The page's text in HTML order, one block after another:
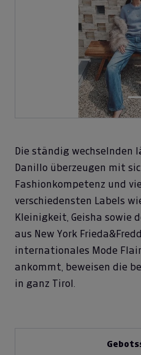
Die ständig wechselnden
Danillo überzeugen mit
Fashionkompetenz und
verschiedensten Labels
Kleinigkeit, Geisha sowie
aus New York
internationales Mode
ankommt, beweisen die
in ganz Tirol.